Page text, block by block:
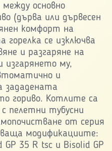
основно
(дърва или дървесен
комфорт на
горелка се изключва
и разгаряне на
изгарянето му,
и
зададената
гориво. Котлите са
пелетни тубусни
от серия
модификациите:
GP 35 R tsc и Bisolid GP